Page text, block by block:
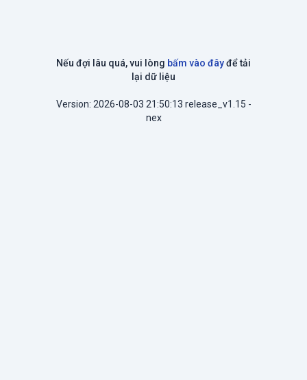
Nếu đợi lâu quá, vui lòng bấm vào đâyđể tải
lại dữ liệu
Version: 2026-08-03 21:50:13 release_v1.15 -
nex